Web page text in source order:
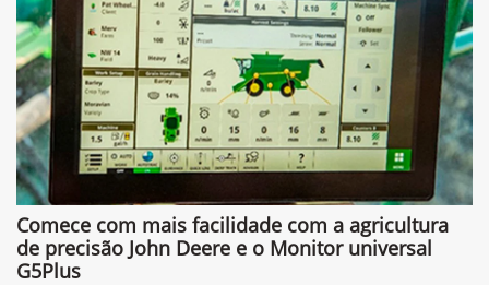
Comece com mais facilidade com a agricultura
de precisão John Deere e o Monitor universal
G5Plus